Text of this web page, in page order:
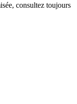
consultez toujours